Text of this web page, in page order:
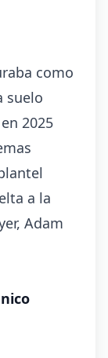
como
suelo
2025
a la
Adam